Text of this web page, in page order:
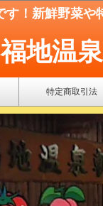
！新鮮野菜や
地温
特定商取引法